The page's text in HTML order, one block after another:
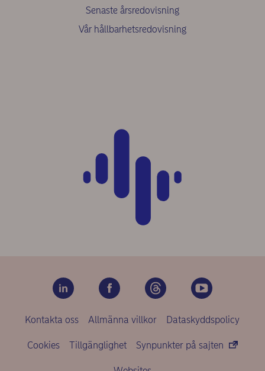
Senaste årsredovisning
Vår hållbarhetsredovisning
Kontakta oss Allmänna villkor Dataskyddspolicy
Cookies Tillgänglighet Synpunkter på sajten